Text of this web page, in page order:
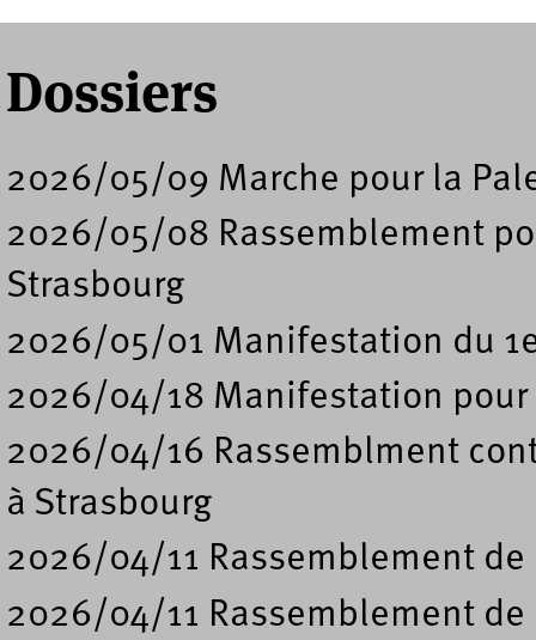
Dossiers
2026/05/09 Marche pour la
2026/05/08 Rassemblement
Strasbourg
2026/05/01 Manifestation du
2026/04/18 Manifestation pour
2026/04/16 Rassemblment
à Strasbourg
2026/04/11 Rassemblement
2026/04/11 Rassemblement de